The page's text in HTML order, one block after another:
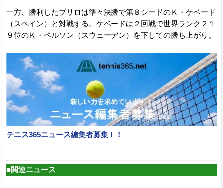
一方、勝利したブリロは準々決勝で第８シードのＫ・ケベード
（スペイン）と対戦する。ケベードは２回戦で世界ランク２１
９位のＫ・ペルソン（スウェーデン）を下しての勝ち上がり。
テニス365ニュース編集者募集！！
■関連ニュース